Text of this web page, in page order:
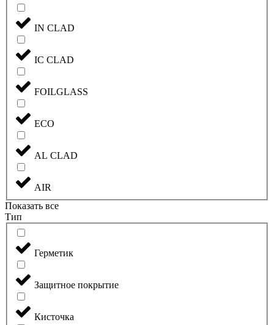
IN CLAD
IC CLAD
FOILGLASS
ECO
AL CLAD
AIR
Показать все
Тип
Герметик
Защитное покрытие
Кисточка